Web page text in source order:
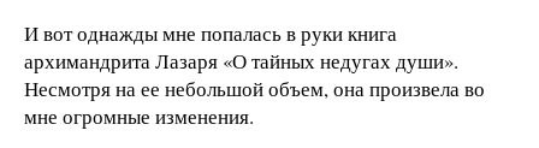
И вот однажды мне попалась в руки книга
архимандрита Лазаря «О тайных недугах души».
Несмотря на ее небольшой объем, она произвела во
мне огромные изменения.